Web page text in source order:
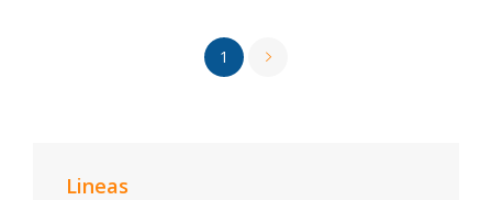
1
Lineas